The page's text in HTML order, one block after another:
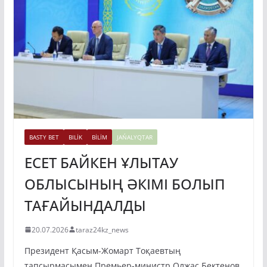
BASTY BET BILİK BİLİM JAŃALYQTAR
ЕСЕТ БАЙКЕН ҰЛЫТАУ
ОБЛЫСЫНЫҢ ӘКІМІ БОЛЫП
ТАҒАЙЫНДАЛДЫ
20.07.2026 taraz24kz_news
Президент Қасым-Жомарт Тоқаевтың